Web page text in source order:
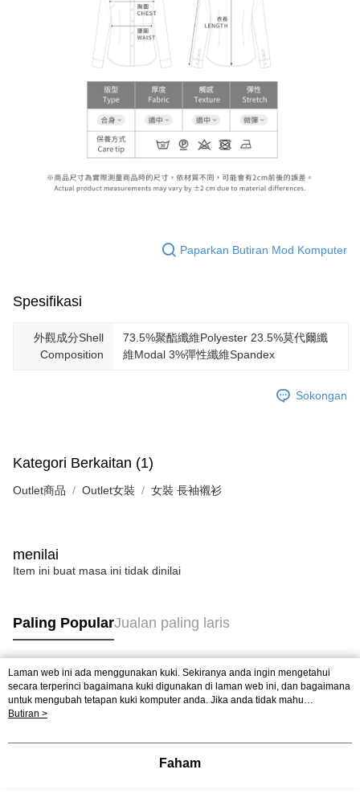
Paparkan Butiran Mod Komputer
Spesifikasi
外觀成分Shell
Composition
73.5%聚酯纖維Polyester 23.5%莫代爾纖
維Modal 3%彈性纖維Spandex
Sokongan
Kategori Berkaitan (1)
Outlet商品 Outlet女裝 女裝 長袖襯衫
menilai
Item ini buat masa ini tidak dinilai
Paling PopularJualan paling laris
Tag Popular
Laman web ini ada menggunakan kuki. Sekiranya anda ingin mengetahui
secara terperinci bagaimana kuki digunakan di laman web ini, dan bagaimana
untuk mengubah tetapan kuki komputer anda. Jika anda tidak mahu
menggunakan kuki di komputer anda, sila rujuk penerangan mengenai kuki.
mengetahui secara terperinci bagaimana kuki digunakan di laman web ini,
mahu menggunakan kuki di komputer anda, sila rujuk penerangan mengenai
Butiran >
Faham